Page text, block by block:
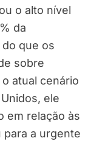
o alto nível
da
que os
sobre
atual cenário
ele
em relação às
a urgente